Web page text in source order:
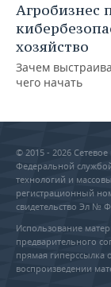
Агробизнес
хозяйство
Зачем
чего начать
© 2015 - 2026
Федеральной
технологий и
регистрационный
свидетельство Эл №
Использование
предварительного
прямая гиперссылка
воспроизведении